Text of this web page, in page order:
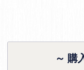
～ 購